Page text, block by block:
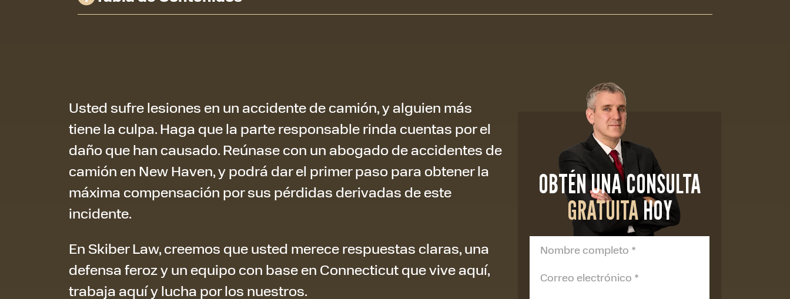
Usted sufre lesiones en un accidente de camión, y alguien más
tiene la culpa. Haga que la parte responsable rinda cuentas por el
daño que han causado. Reúnase con un abogado de accidentes de
camión en New Haven, y podrá dar el primer paso para obtener la
máxima compensación por sus pérdidas derivadas de este
incidente.
En Skiber Law, creemos que usted merece respuestas claras, una
defensa feroz y un equipo con base en Connecticut que vive aquí,
trabaja aquí y lucha por los nuestros.
OBTÉN UNA CONSULTA
GRATUITAHOY